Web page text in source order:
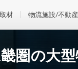
材 物流施設/不動産
圏の大